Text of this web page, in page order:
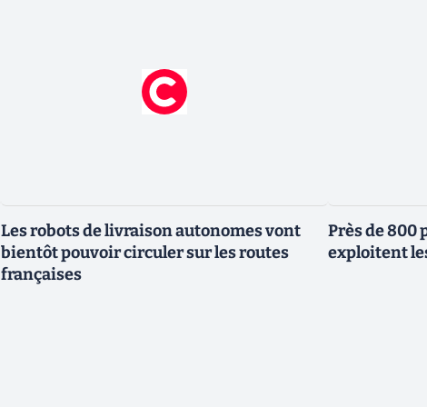
Les robots de livraison autonomes vont
bientôt pouvoir circuler sur les routes
françaises
Près de 800
exploitent